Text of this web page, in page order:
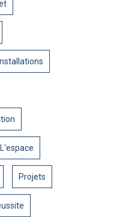
Installations
Projets